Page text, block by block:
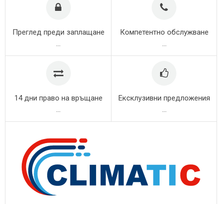
Преглед преди заплащане Компетентно обслужване
14 дни право на връщане Ексклузивни предложения